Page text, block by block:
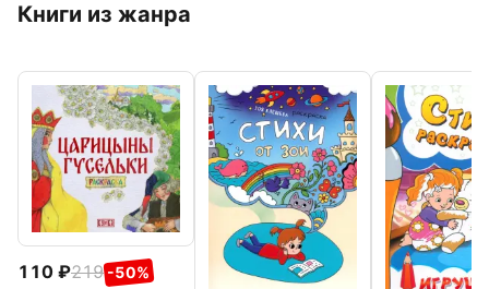
Книги из жанра
110 219 -50%